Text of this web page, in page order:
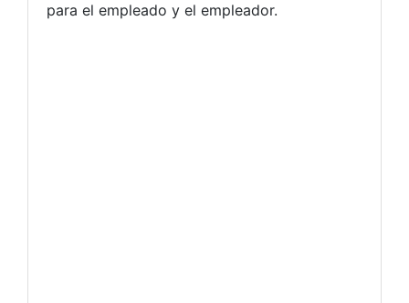
para el empleado y el empleador.